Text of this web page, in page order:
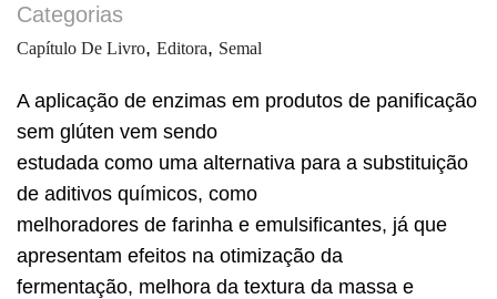
Categorias
Capítulo De Livro, Editora, Semal
A aplicação de enzimas em produtos de panificação
sem glúten vem sendo
estudada como uma alternativa para a substituição
de aditivos químicos, como
melhoradores de farinha e emulsificantes, já que
apresentam efeitos na otimização da
fermentação, melhora da textura da massa e